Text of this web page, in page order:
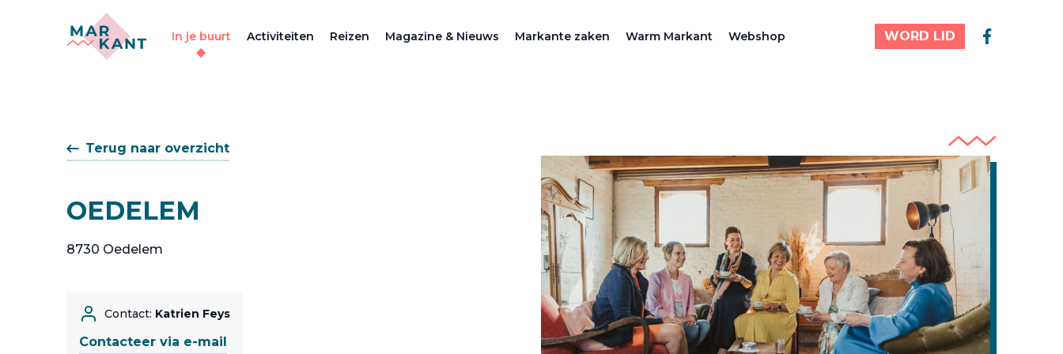
In je buurt Activiteiten Reizen Magazine & Nieuws Markante zaken Warm Markant Webshop WORD LID
Terug naar overzicht
OEDELEM
8730 Oedelem
Contact: Katrien Feys
Contacteer via e-mail